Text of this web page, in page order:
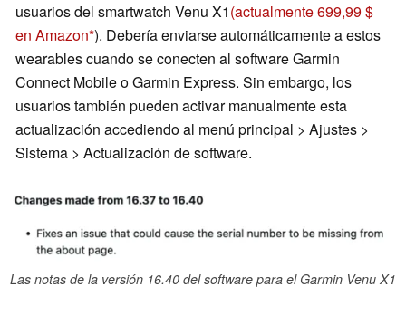
usuarios del smartwatch Venu X1(actualmente 699,99 $
en Amazon ). Debería enviarse automáticamente a estos
wearables cuando se conecten al software Garmin
Connect Mobile o Garmin Express. Sin embargo, los
usuarios también pueden activar manualmente esta
actualización accediendo al menú principal > Ajustes >
Sistema > Actualización de software.
Las notas de la versión 16.40 del software para el Garmin Venu X1